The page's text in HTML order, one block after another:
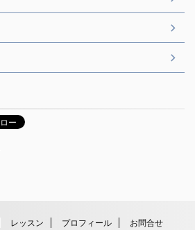
レッスン プロフィール お問合せ